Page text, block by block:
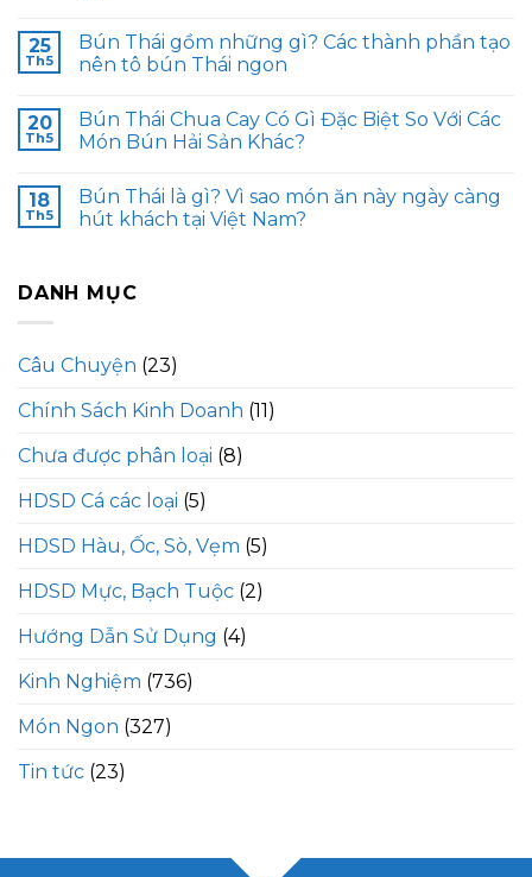
25
Th5
Bún Thái gồm những gì? Các thành phần tạo
nên tô bún Thái ngon
20
Th5
Bún Thái Chua Cay Có Gì Đặc Biệt So Với Các
Món Bún Hải Sản Khác?
18
Th5
Bún Thái là gì? Vì sao món ăn này ngày càng
hút khách tại Việt Nam?
DANH MỤC
Câu Chuyện (23)
Chính Sách Kinh Doanh (11)
Chưa được phân loại (8)
HDSD Cá các loại (5)
HDSD Hàu, Ốc, Sò, Vẹm (5)
HDSD Mực, Bạch Tuộc (2)
Hướng Dẫn Sử Dụng (4)
Kinh Nghiệm (736)
Món Ngon (327)
Tin tức (23)